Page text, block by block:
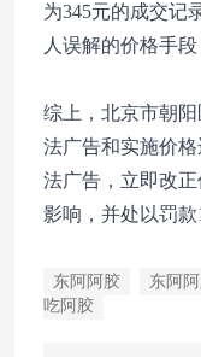
为345元的成交记
人误解的价格手
综上，北京市朝
法广告和实施价
法广告，立即改
影响，并处以罚款
东阿阿胶 东阿
吃阿胶